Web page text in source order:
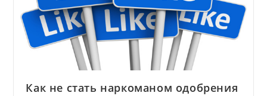
Как не стать наркоманом одобрения